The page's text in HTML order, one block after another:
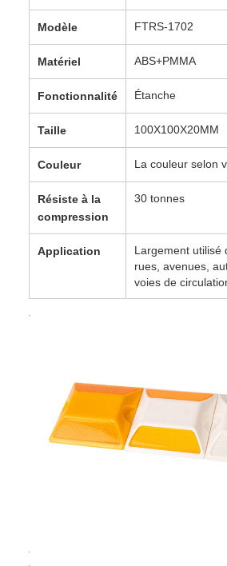
Modèle FTRS-1702
Matériel ABS+PMMA
Fonctionnalité Étanche
Taille 100X100X20MM
Couleur La couleur selon
Résiste à la
compression
30 tonnes
Application
Largement utilisé
rues, avenues,
voies de